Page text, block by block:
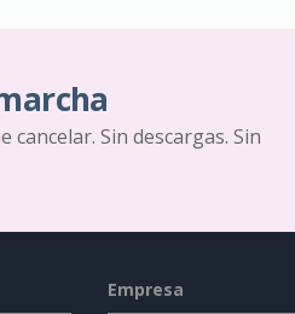
Sin descargas. Sin
Empresa